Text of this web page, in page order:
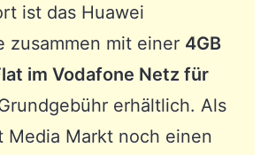
ist das Huawei
zusammen mit einer 4GB
im Vodafone Netz für
erhältlich. Als
Media Markt noch einen